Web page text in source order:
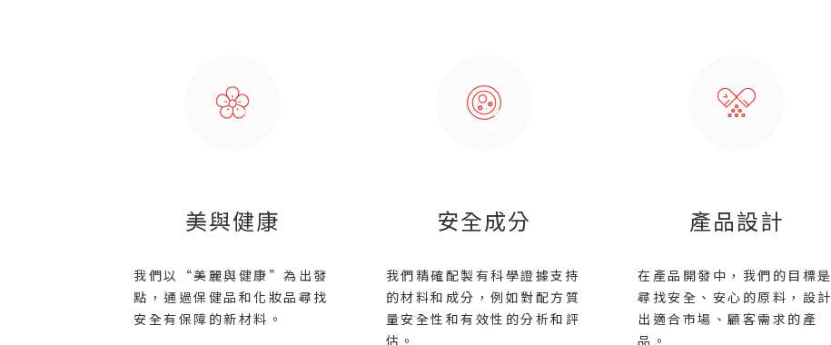
美與健康
我們以“美麗與健康”為出發
點，通過保健品和化妝品尋找
安全有保障的新材料。
安全成分
我們精確配製有科學證據支持
的材料和成分，例如對配方質
量安全性和有效性的分析和評
估。
產品設計
在產品開發中，我們的目標是
尋找安全、安心的原料，設計
出適合市場、顧客需求的產
品。